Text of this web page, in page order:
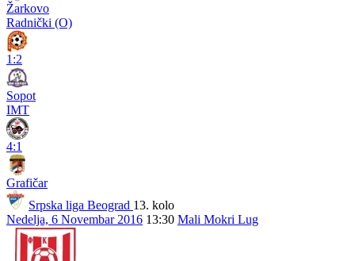
Žarkovo
Radnički (O)
1:2
Sopot
IMT
4:1
Grafičar
Srpska liga Beograd 13. kolo
Nedelja, 6 Novembar 2016 13:30 Mali Mokri Lug